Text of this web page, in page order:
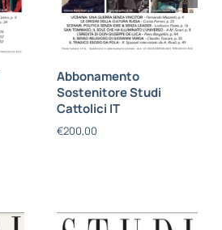
Abbonamento
Sostenitore Studi
Cattolici IT
€200,00